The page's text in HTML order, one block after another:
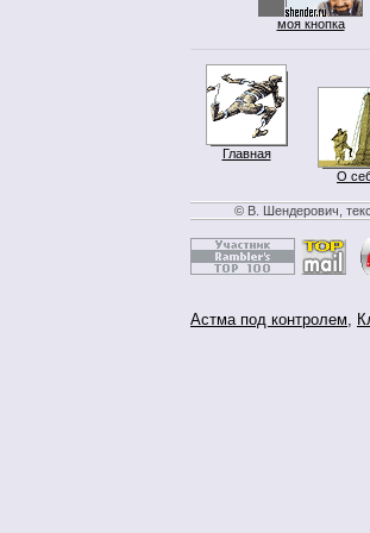
моя кнопка
Главная
О
© В. Шендерович,
Астма под контролем,